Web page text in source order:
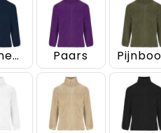
Marineblauw Paars